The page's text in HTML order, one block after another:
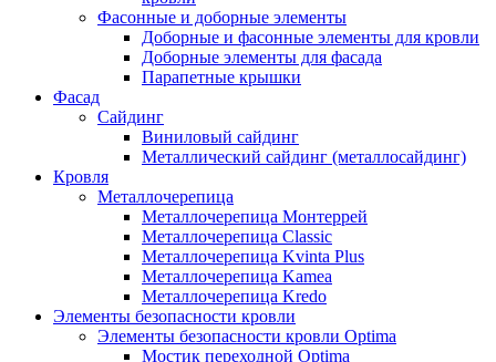
Фасонные и доборные элементы
Доборные и фасонные элементы для кровли
Доборные элементы для фасада
Парапетные крышки
Фасад
Сайдинг
Виниловый сайдинг
Металлический сайдинг (металлосайдинг)
Кровля
Металлочерепица
Металлочерепица Монтеррей
Металлочерепица Classic
Металлочерепица Kvinta Plus
Металлочерепица Kamea
Металлочерепица Kredo
Элементы безопасности кровли
Элементы безопасности кровли Optima
Мостик переходной Optima